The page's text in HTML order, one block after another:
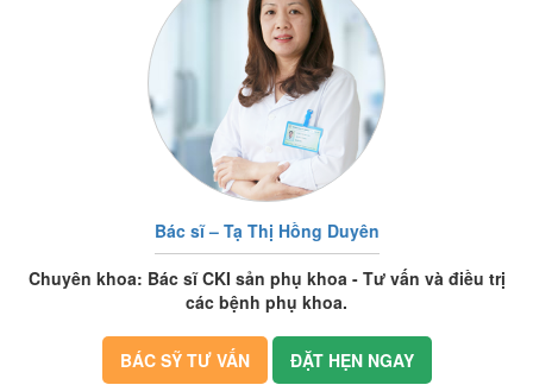
Bác sĩ – Tạ Thị Hồng Duyên
Chuyên khoa: Bác sĩ CKI sản phụ khoa - Tư vấn và điều trị
các bệnh phụ khoa.
BÁC SỸ TƯ VẤN ĐẶT HẸN NGAY